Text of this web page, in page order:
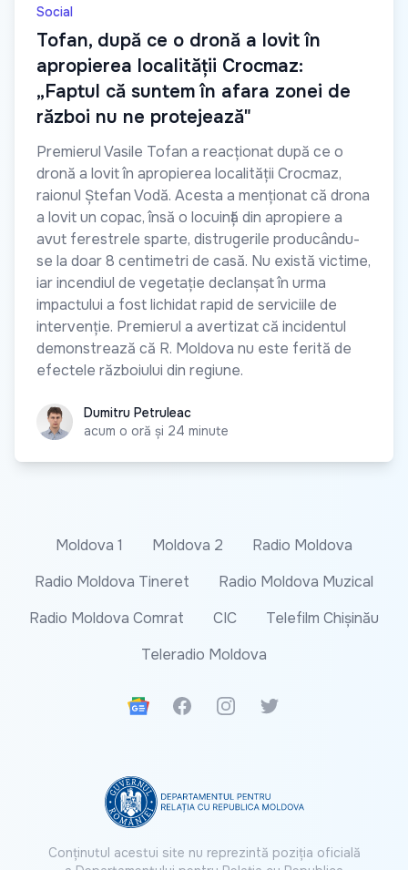
Social
Tofan, după ce o dronă a lovit în
apropierea localității Crocmaz:
„Faptul că suntem în afara zonei de
război nu ne protejează"
Premierul Vasile Tofan a reacționat după ce o
dronă a lovit în apropierea localității Crocmaz,
raionul Ștefan Vodă. Acesta a menționat că drona
a lovit un copac, însă o locuință din apropiere a
avut ferestrele sparte, distrugerile producându-
se la doar 8 centimetri de casă. Nu există victime,
iar incendiul de vegetație declanșat în urma
impactului a fost lichidat rapid de serviciile de
intervenție. Premierul a avertizat că incidentul
demonstrează că R. Moldova nu este ferită de
efectele războiului din regiune.
Dumitru Petruleac
Dumitru Petruleac
acum o oră și 24 minute
Moldova 1 Moldova 2
Radio Moldova
Radio Moldova Tineret
Radio Moldova Muzical
Radio Moldova Comrat
CIC
Telefilm Chișinău
Teleradio Moldova
Google News
FacebookInstagramTwitter
Conținutul acestui site nu reprezintă poziția oficială